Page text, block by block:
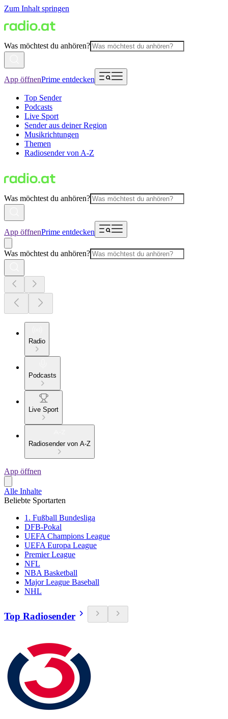
Zum Inhalt springen
Was möchtest du anhören?
App öffnenPrime entdecken
Top Sender
Podcasts
Live Sport
Sender aus deiner Region
Musikrichtungen
Themen
Radiosender von A-Z
Was möchtest du anhören?
App öffnenPrime entdecken
Was möchtest du anhören?
Radio
Podcasts
Live Sport
Radiosender von A-Z
App öffnen
Alle Inhalte
Beliebte Sportarten
1. Fußball Bundesliga
DFB-Pokal
UEFA Champions League
UEFA Europa League
Premier League
NFL
NBA Basketball
Major League Baseball
NHL
Top Radiosender